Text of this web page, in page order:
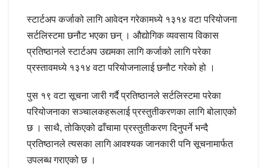
स्टार्टअप कर्जाको लागि आवेदन गरेकामध्ये १३१४ वटा परियोजना
सर्टलिस्टमा छनौट भएका छन् । औद्योगिक व्यवसाय विकास
प्रतिष्ठानले स्टार्टअप उद्यमका लागि कर्जाको लागि परेका
प्रस्तावमध्ये १३१४ वटा परियोजनालाई छनौट गरेको हो ।
पुस १९ वटा सूचना जारी गर्दै प्रतिष्ठानले सर्टलिस्टमा परेका
परियोजनाका सञ्चालकहरूलाई प्रस्तुतीकरणका लागि बोलाएको
छ । साथै, तोकिएको ढाँचामा प्रस्तुतीकरण दिनुपर्ने भन्दै
प्रतिष्ठानले त्यसका लागि आवश्यक जानकारी पनि सूचनामार्फत
उपलब्ध गराएको छ ।